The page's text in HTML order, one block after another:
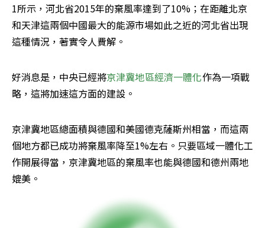
1所示，河北省2015年的棄風率達到了10%；在距離北京​
和天津這兩個中國最大的能源市場如此之近的河北省出現
這種情況，著實令人費解。
好消息是，中央已經將京津冀地區經濟一體化作為一項戰
略，這將加速這方面的建設。
京津冀地區總面積與德國和美國德克薩斯州相當，而這兩
個地方都已成功將棄風率降至1%左右。只要區域一體化工
作開展得當，京津冀地區的棄風率也能與德國和德州兩地
媲美。